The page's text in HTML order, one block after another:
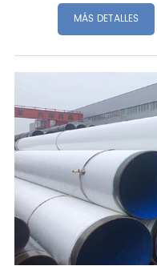
MÁS DETALLES